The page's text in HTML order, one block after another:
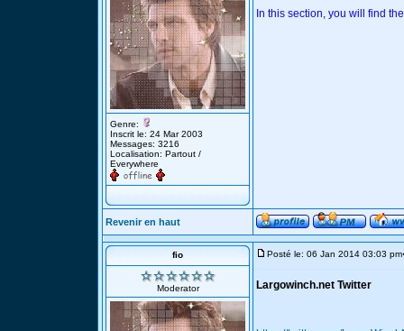
Genre:
Inscrit le: 24 Mar 2003
Messages: 3216
Localisation: Partout /
Everywhere
In this section, you will find
Revenir en haut
fio
Moderator
Posté le: 06 Jan 2014 03:03 pm
Largowinch.net Twitter